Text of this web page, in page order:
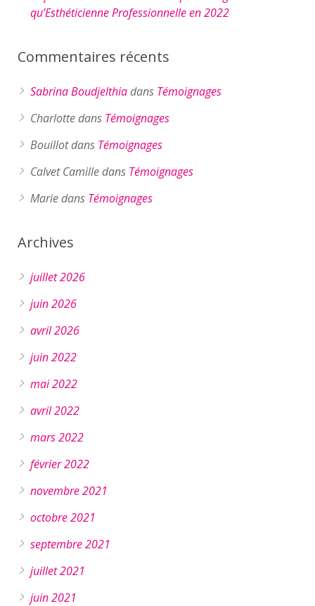
qu’Esthéticienne Professionnelle en 2022
Commentaires récents
Sabrina Boudjelthiadans Témoignages
Charlottedans Témoignages
Bouillotdans Témoignages
Calvet Camilledans Témoignages
Mariedans Témoignages
Archives
juillet 2026
juin 2026
avril 2026
juin 2022
mai 2022
avril 2022
mars 2022
février 2022
novembre 2021
octobre 2021
septembre 2021
juillet 2021
juin 2021